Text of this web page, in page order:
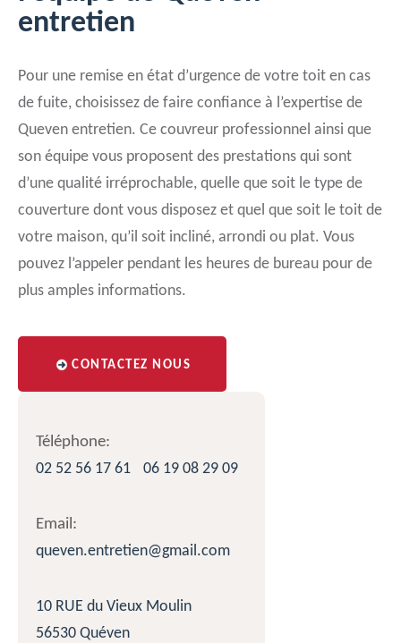
entretien
Pour une remise en état d’urgence de votre toit en cas
de fuite, choisissez de faire confiance à l’expertise de
Queven entretien. Ce couvreur professionnel ainsi que
son équipe vous proposent des prestations qui sont
d’une qualité irréprochable, quelle que soit le type de
couverture dont vous disposez et quel que soit le toit de
votre maison, qu’il soit incliné, arrondi ou plat. Vous
pouvez l’appeler pendant les heures de bureau pour de
plus amples informations.
CONTACTEZ NOUS
Téléphone:
02 52 56 17 61
06 19 08 29 09
Email:
queven.entretien@gmail.com
10 RUE du Vieux Moulin
56530 Quéven